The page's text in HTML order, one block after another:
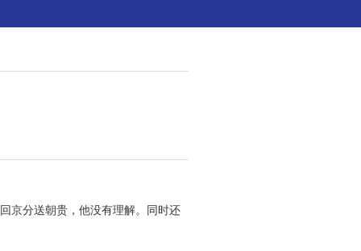
京分送朝贵，他没有理解。同时还